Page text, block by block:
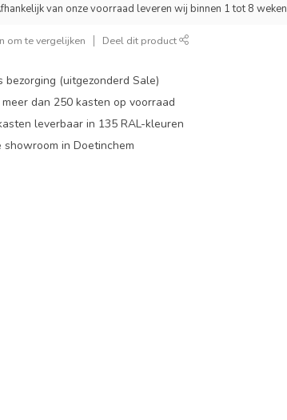
van onze voorraad leveren wij binnen 1 tot 8 weken
om te vergelijken Deel dit product
bezorging (uitgezonderd Sale)
dan 250 kasten op voorraad
leverbaar in 135 RAL-kleuren
showroom in Doetinchem